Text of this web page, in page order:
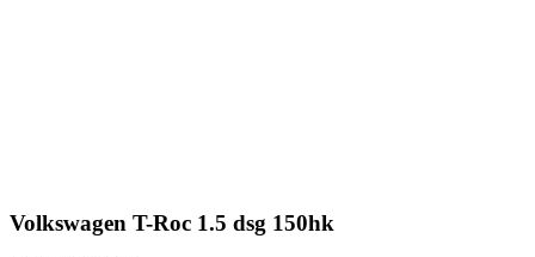
Volkswagen T-Roc 1.5 dsg 150hk